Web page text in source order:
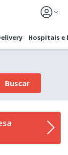
Hospitais e
Buscar